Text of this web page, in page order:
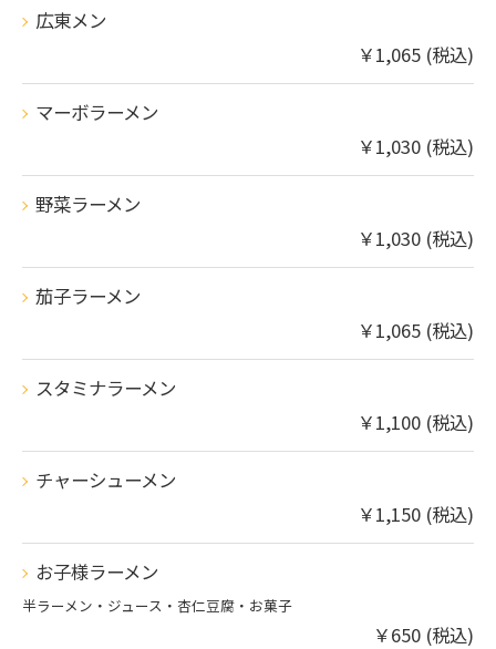
広東メン
￥1,065 (税込)
マーボラーメン
￥1,030 (税込)
野菜ラーメン
￥1,030 (税込)
茄子ラーメン
￥1,065 (税込)
スタミナラーメン
￥1,100 (税込)
チャーシューメン
￥1,150 (税込)
お子様ラーメン
半ラーメン・ジュース・杏仁豆腐・お菓子
￥650 (税込)